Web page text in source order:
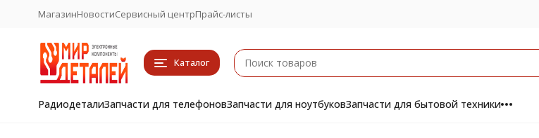
МагазинНовостиСервисный центрПрайс-листы
Каталог
РадиодеталиЗапчасти для телефоновЗапчасти для ноутбуковЗапчасти для бытовой техники